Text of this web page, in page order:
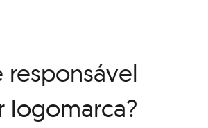
responsável
logomarca?